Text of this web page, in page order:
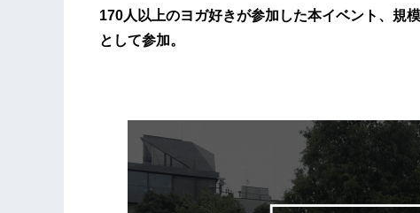
170人以上のヨガ好きが参加した本イベント、規
として参加。